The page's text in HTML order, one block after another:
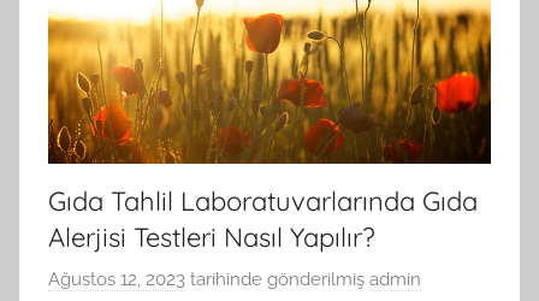
Gıda Tahlil Laboratuvarlarında Gıda
Alerjisi Testleri Nasıl Yapılır?
Ağustos 12, 2023 tarihinde gönderilmiş admin